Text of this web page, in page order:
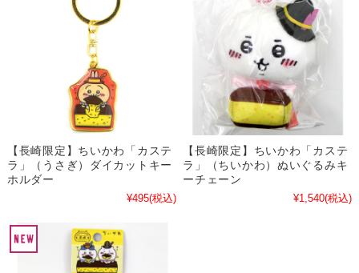
【長崎限定】ちいかわ「カステ
ラ」（うさぎ）ダイカットキー
ホルダー
¥495(税込)
【長崎限定】ちいかわ「カステ
ラ」（ちいかわ）ぬいぐるみキ
ーチェーン
¥1,540(税込)